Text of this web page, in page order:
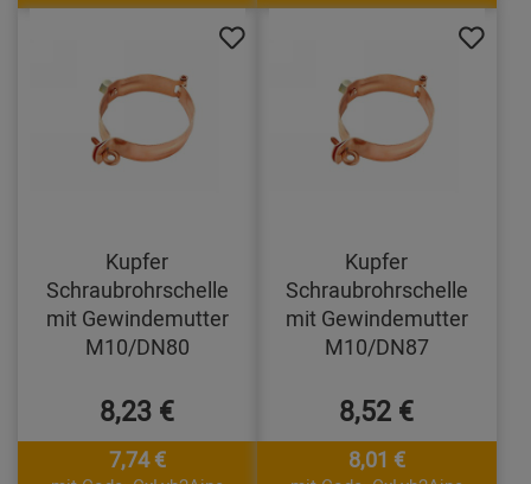
Kupfer
Schraubrohrschelle
mit Gewindemutter
M10/DN80
8,23 €
7,74 €
Kupfer
Schraubrohrschelle
mit Gewindemutter
M10/DN87
8,52 €
8,01 €